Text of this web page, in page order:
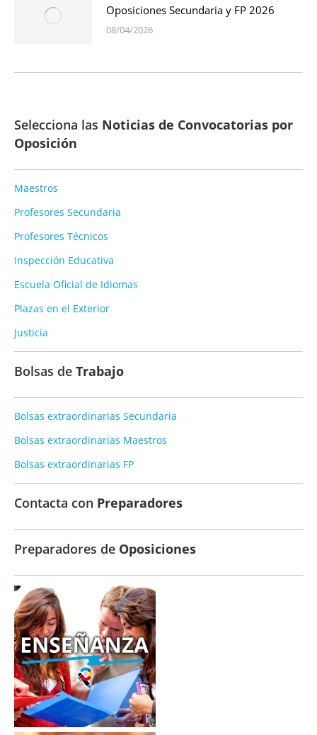
Oposiciones Secundaria y FP 2026
08/04/2026
Selecciona las Noticias de Convocatorias por
Oposición
Maestros
Profesores Secundaria
Profesores Técnicos
Inspección Educativa
Escuela Oficial de Idiomas
Plazas en el Exterior
Justicia
Bolsas de Trabajo
Bolsas extraordinarias Secundaria
Bolsas extraordinarias Maestros
Bolsas extraordinarias FP
Contacta con Preparadores
Preparadores de Oposiciones